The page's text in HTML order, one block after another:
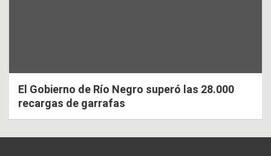
El Gobierno de Río Negro superó las 28.000
recargas de garrafas